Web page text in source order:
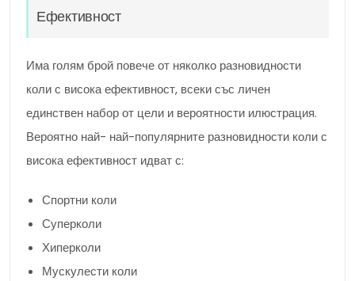
Ефективност
Има голям брой повече от няколко разновидности
коли с висока ефективност, всеки със личен
единствен набор от цели и вероятности илюстрация.
Вероятно най- най-популярните разновидности коли с
висока ефективност идват с:
Спортни коли
Суперколи
Хиперколи
Мускулести коли